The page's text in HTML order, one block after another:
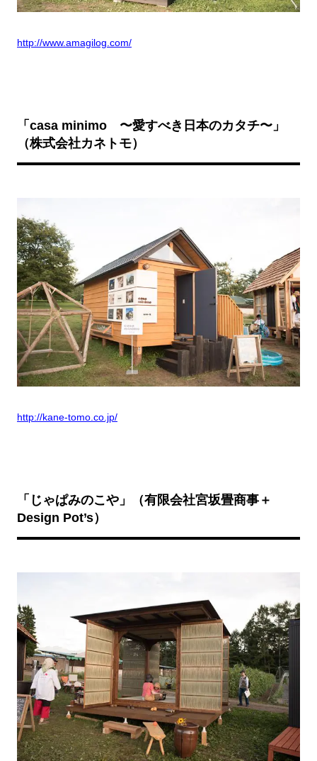
http://www.amagilog.com/
「 casa minimo 〜愛すべき日本のカタチ〜」
（株式会社カネトモ）
http://kane-tomo.co.jp/
「じゃぱみのこや」（有限会社宮坂畳商事＋
Design Pot’s）